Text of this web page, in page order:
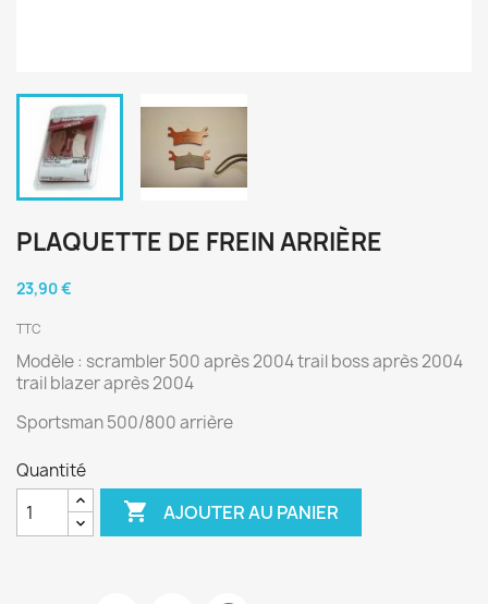
PLAQUETTE DE FREIN ARRIÈRE
23,90 €
TTC
Modèle : scrambler 500 après 2004 trail boss après 2004
trail blazer après 2004
Sportsman 500/800 arrière
Quantité
 AJOUTER AU PANIER